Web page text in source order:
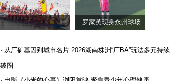
罗家英现身永州球场
· 从厂矿基因到城市名片 2026湖南株洲“厂BA”玩法多元持续
破圈